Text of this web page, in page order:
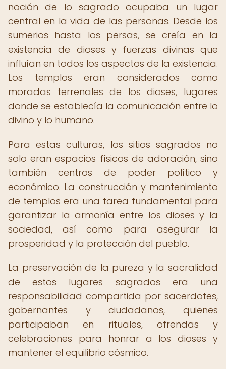
noción de lo sagrado ocupaba un lugar
central en la vida de las personas. Desde los
sumerios hasta los persas, se creía en la
existencia de dioses y fuerzas divinas que
influían en todos los aspectos de la existencia.
Los templos eran considerados como
moradas terrenales de los dioses, lugares
donde se establecía la comunicación entre lo
divino y lo humano.
Para estas culturas, los sitios sagrados no
solo eran espacios físicos de adoración, sino
también centros de poder político y
económico. La construcción y mantenimiento
de templos era una tarea fundamental para
garantizar la armonía entre los dioses y la
sociedad, así como para asegurar la
prosperidad y la protección del pueblo.
La preservación de la pureza y la sacralidad
de estos lugares sagrados era una
responsabilidad compartida por sacerdotes,
gobernantes y ciudadanos, quienes
participaban en rituales, ofrendas y
celebraciones para honrar a los dioses y
mantener el equilibrio cósmico.